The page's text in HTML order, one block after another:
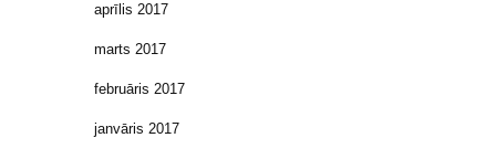
aprīlis 2017
marts 2017
februāris 2017
janvāris 2017